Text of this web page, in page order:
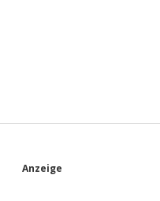
S
Anzeige